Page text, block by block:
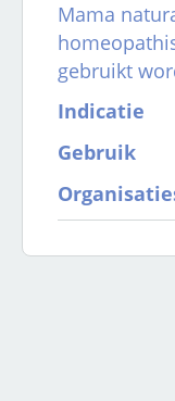
Mama
gebruikt
Indicatie
Gebruik